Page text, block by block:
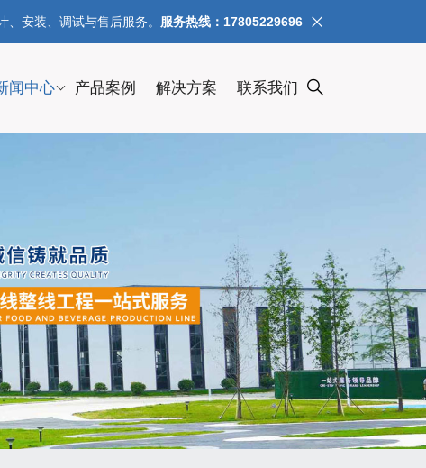
安装、调试与售后服务。 服务热线：17805229696
闻中心 产品案例 解决方案 联系我们